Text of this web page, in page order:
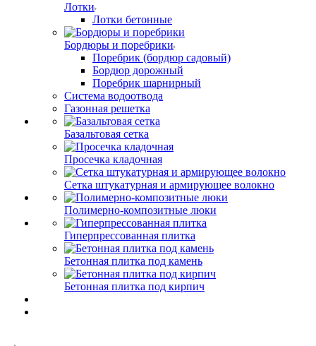
Лотки
Лотки бетонные
Бордюры и поребрики
Поребрик (бордюр садовый)
Бордюр дорожный
Поребрик шарнирный
Система водоотвода
Газонная решетка
Базальтовая сетка
Просечка кладочная
Сетка штукатурная и армирующее волокно
Полимерно-композитные люки
Гиперпрессованная плитка
Бетонная плитка под камень
Бетонная плитка под кирпич